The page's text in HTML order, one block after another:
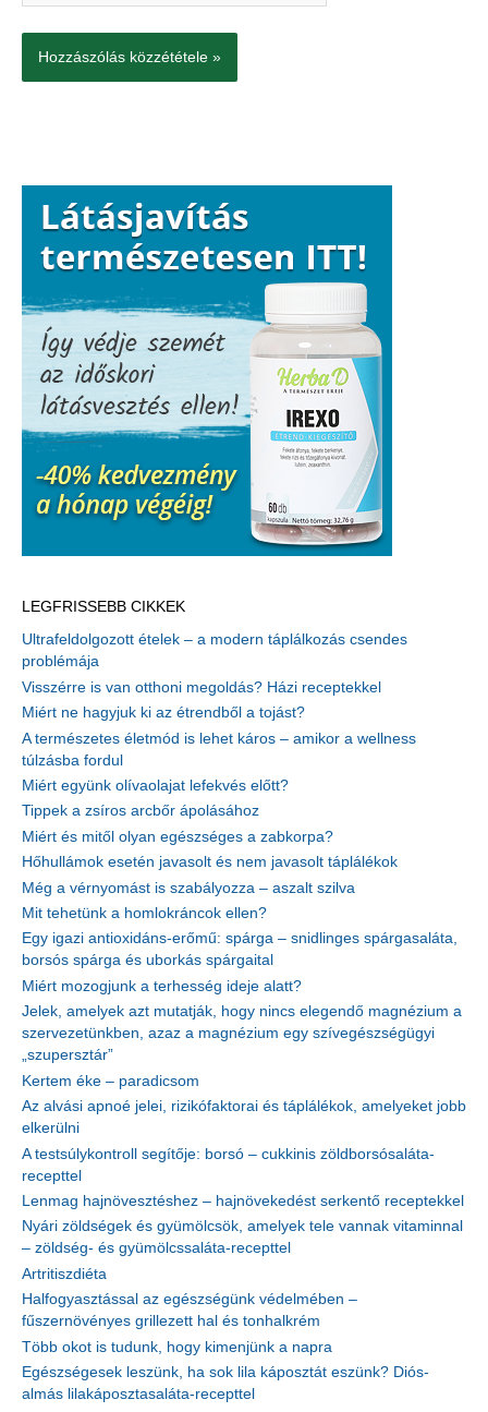
LEGFRISSEBB CIKKEK
Ultrafeldolgozott ételek – a modern táplálkozás csendes
problémája
Visszérre is van otthoni megoldás? Házi receptekkel
Miért ne hagyjuk ki az étrendből a tojást?
A természetes életmód is lehet káros – amikor a wellness
túlzásba fordul
Miért együnk olívaolajat lefekvés előtt?
Tippek a zsíros arcbőr ápolásához
Miért és mitől olyan egészséges a zabkorpa?
Hőhullámok esetén javasolt és nem javasolt táplálékok
Még a vérnyomást is szabályozza – aszalt szilva
Mit tehetünk a homlokráncok ellen?
Egy igazi antioxidáns-erőmű: spárga – snidlinges spárgasaláta,
borsós spárga és uborkás spárgaital
Miért mozogjunk a terhesség ideje alatt?
Jelek, amelyek azt mutatják, hogy nincs elegendő magnézium a
szervezetünkben, azaz a magnézium egy szívegészségügyi
„szupersztár”
Kertem éke – paradicsom
Az alvási apnoé jelei, rizikófaktorai és táplálékok, amelyeket jobb
elkerülni
A testsúlykontroll segítője: borsó – cukkinis zöldborsósaláta-
recepttel
Lenmag hajnövesztéshez – hajnövekedést serkentő receptekkel
Nyári zöldségek és gyümölcsök, amelyek tele vannak vitaminnal
– zöldség- és gyümölcssaláta-recepttel
Artritiszdiéta
Halfogyasztással az egészségünk védelmében –
fűszernövényes grillezett hal és tonhalkrém
Több okot is tudunk, hogy kimenjünk a napra
Egészségesek leszünk, ha sok lila káposztát eszünk? Diós-
almás lilakáposztasaláta-recepttel